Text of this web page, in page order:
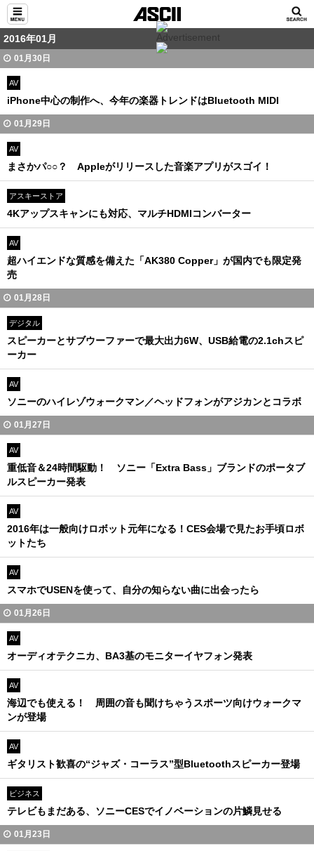
2016年01月
01月30日
AV
iPhone中心の制作へ、今年の楽器トレンドはBluetooth MIDI
01月29日
AV
まさかパ○○？ Appleがリリースした音楽アプリがスゴイ！
アスキーストア
4Kアップスキャンにも対応、マルチHDMIコンバーター
AV
超ハイエンドな質感を備えた「AK380 Copper」が国内でも限定発
売
01月28日
デジタル
スピーカーとサブウーファーで最大出力6W、USB給電の2.1chスピ
ーカー
AV
ソニーのハイレゾウォークマン／ヘッドフォンがアジカンとコラボ
01月27日
AV
重低音＆24時間駆動！ ソニー「Extra Bass」ブランドのポータブ
ルスピーカー発表
AV
2016年は一般向けロボット元年になる！CES会場で見たお手頃ロボ
ットたち
AV
スマホでUSENを使って、自分の知らない曲に出会ったら
01月26日
AV
オーディオテクニカ、BA3基のモニターイヤフォン発表
AV
海辺でも使える！ 周囲の音も聞けちゃうスポーツ向けウォークマ
ンが登場
AV
ギタリスト歓喜の“ジャズ・コーラス”型Bluetoothスピーカー登場
ビジネス
テレビもまだある、ソニーCESでイノベーションの片鱗見せる
01月23日